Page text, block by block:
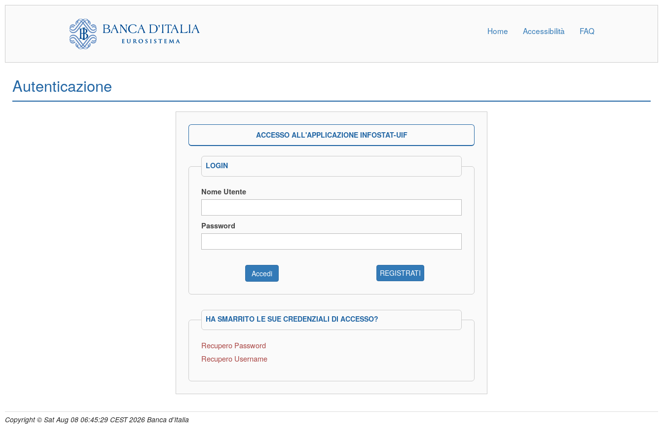
Home Accessibilità FAQ
Autenticazione
ACCESSO ALL'APPLICAZIONE INFOSTAT-UIF
LOGIN
Nome Utente
Password
REGISTRATI
HA SMARRITO LE SUE CREDENZIALI DI ACCESSO?
Recupero Password
Recupero Username
Copyright © Sat Aug 08 06:45:29 CEST 2026 Banca d'Italia